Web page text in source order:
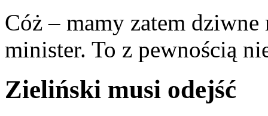
Cóż – mamy zatem
minister. To z pewnością
Zieliński musi odejść